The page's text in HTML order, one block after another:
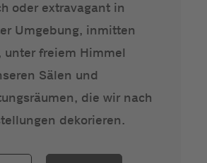
oder extravagant in
Umgebung, inmitten
unter freiem Himmel
Sälen und
die wir nach
dekorieren.